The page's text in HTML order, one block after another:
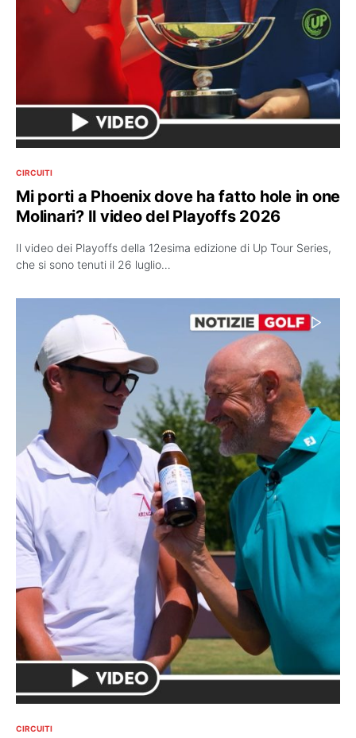
CIRCUITI
Mi porti a Phoenix dove ha fatto hole in one
Molinari? Il video del Playoffs 2026
Il video dei Playoffs della 12esima edizione di Up Tour Series,
che si sono tenuti il 26 luglio…
CIRCUITI